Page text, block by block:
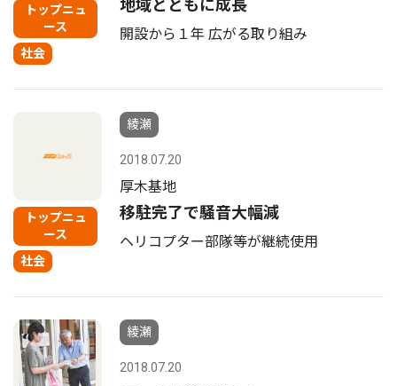
トップニュ
ース
社会
地域とともに成長
開設から１年 広がる取り組み
トップニュ
ース
社会
綾瀬
2018.07.20
厚木基地
移駐完了で騒音大幅減
ヘリコプター部隊等が継続使用
綾瀬
2018.07.20